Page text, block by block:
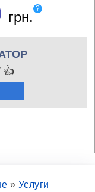
грн.
?
» Услуги